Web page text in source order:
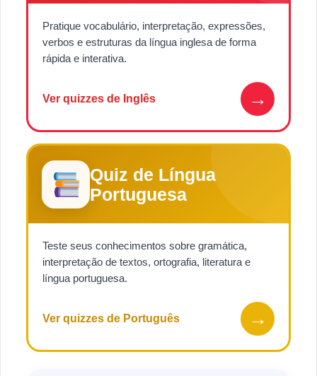
Pratique vocabulário, interpretação, expressões,
verbos e estruturas da língua inglesa de forma
rápida e interativa.
Ver quizzes de Inglês →
Quiz de Língua
Portuguesa
Teste seus conhecimentos sobre gramática,
interpretação de textos, ortografia, literatura e
língua portuguesa.
Ver quizzes de Português →